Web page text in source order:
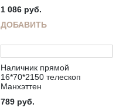
1 086 руб.
ДОБАВИТЬ
Наличник прямой
16*70*2150 телескоп
Манхэттен
789 руб.